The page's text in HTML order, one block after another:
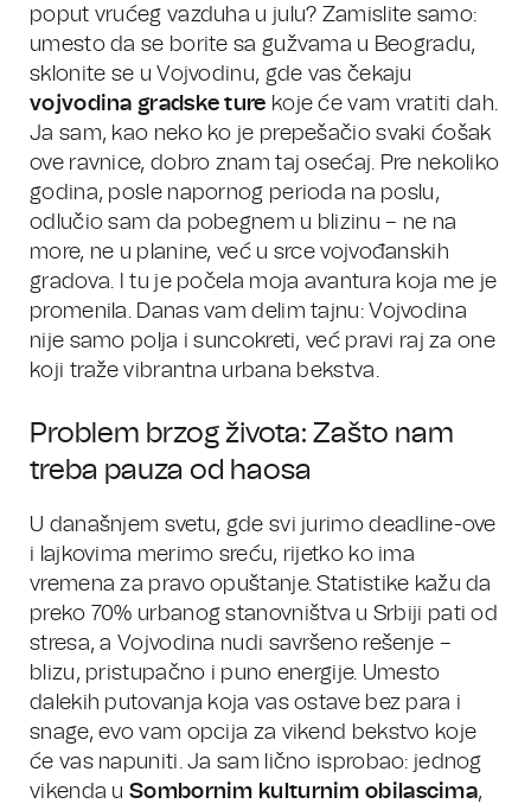
poput vrućeg vazduha u julu? Zamislite samo:
umesto da se borite sa gužvama u Beogradu,
sklonite se u Vojvodinu, gde vas čekaju
vojvodina gradske ture koje će vam vratiti dah.
Ja sam, kao neko ko je prepešačio svaki ćošak
ove ravnice, dobro znam taj osećaj. Pre nekoliko
godina, posle napornog perioda na poslu,
odlučio sam da pobegnem u blizinu – ne na
more, ne u planine, već u srce vojvođanskih
gradova. I tu je počela moja avantura koja me je
promenila. Danas vam delim tajnu: Vojvodina
nije samo polja i suncokreti, već pravi raj za one
koji traže vibrantna urbana bekstva.
Problem brzog života: Zašto nam
treba pauza od haosa
U današnjem svetu, gde svi jurimo deadline-ove
i lajkovima merimo sreću, rijetko ko ima
vremena za pravo opuštanje. Statistike kažu da
preko 70% urbanog stanovništva u Srbiji pati od
stresa, a Vojvodina nudi savršeno rešenje –
blizu, pristupačno i puno energije. Umesto
dalekih putovanja koja vas ostave bez para i
snage, evo vam opcija za vikend bekstvo koje
će vas napuniti. Ja sam lično isprobao: jednog
vikenda uSombornim kulturnim obilascima,